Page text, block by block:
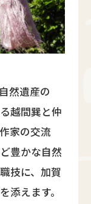
然遺産の
越間巽と仲
家の交流
豊かな自然
技に、加賀
添えます。